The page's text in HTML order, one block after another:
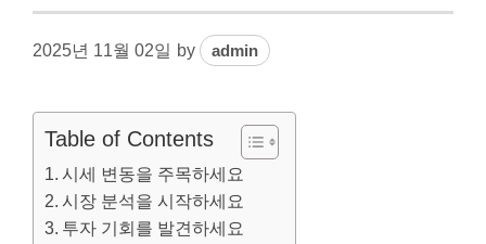
2025년 11월 02일 by admin
Table of Contents
시세 변동을 주목하세요
시장 분석을 시작하세요
투자 기회를 발견하세요